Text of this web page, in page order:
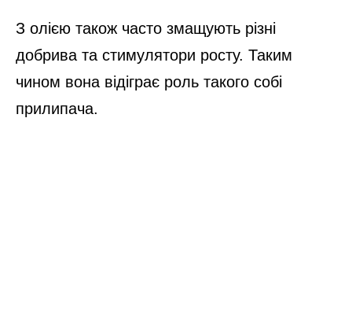
З олією також часто змащують різні
добрива та стимулятори росту. Таким
чином вона відіграє роль такого собі
прилипача.